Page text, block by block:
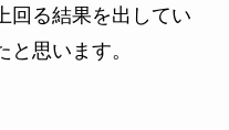
回る結果を出してい
思います。